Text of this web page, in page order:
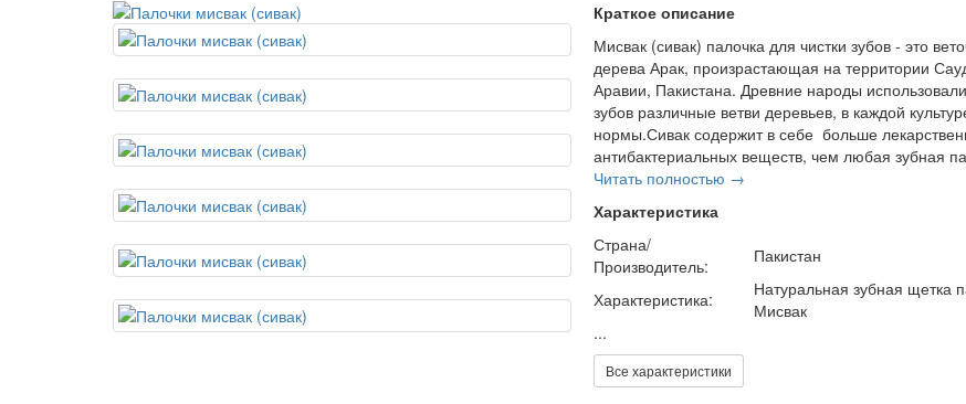
Краткое описание
Мисвак (сивак) палочка для чистки зубов - это
дерева Арак, произрастающая на территории
Аравии, Пакистана. Древние народы
зубов различные ветви деревьев, в каждой
нормы.Сивак содержит в себе больше
антибактериальных веществ, чем любая зубная
Читать полностью →
Характеристика
Страна/
Производитель:
Пакистан
Характеристика:
Натуральная зубная щетка
Мисвак
...
Все характеристики